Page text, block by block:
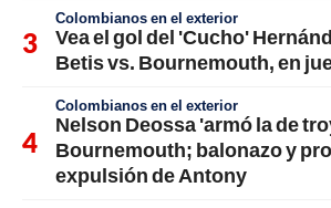
Colombianos en el exterior
Vea el gol del 'Cucho'
Betis vs. Bournemouth, en
Colombianos en el exterior
Nelson Deossa 'armó la de
Bournemouth; balonazo y
expulsión de Antony